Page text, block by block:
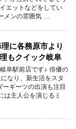
エットなどをしてい
メンの雰囲気 …
に各務原市より
もクイック岐阜
阜駅前店です♪ 俳優の
なり、新生活をスタ
ーギーツの出演も注目
は主人公を演じるミ